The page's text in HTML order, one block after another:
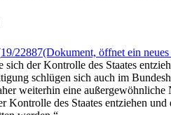
19/22887(Dokument, öffnet ein neues
der Kontrolle des Staates
schlügen sich auch im
weiterhin eine
des Staates entziehen